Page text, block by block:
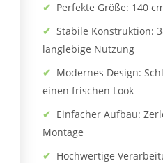
✔ Perfekte Größe: 140
✔ Stabile Konstruktion:
langlebige Nutzung
✔ Modernes Design:
einen frischen Look
✔ Einfacher Aufbau:
Montage
✔ Hochwertige